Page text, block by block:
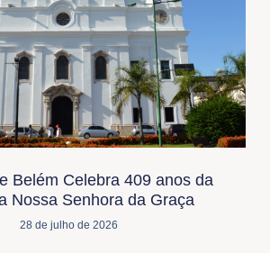
Belém Celebra 409 anos da
Nossa Senhora da Graça
28 de julho de 2026